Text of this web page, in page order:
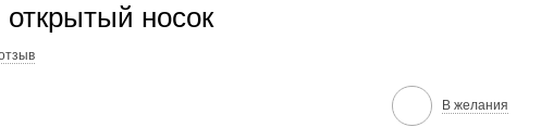
носок
В желания